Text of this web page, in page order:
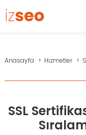
Anasayfa Hizmetler
SSL